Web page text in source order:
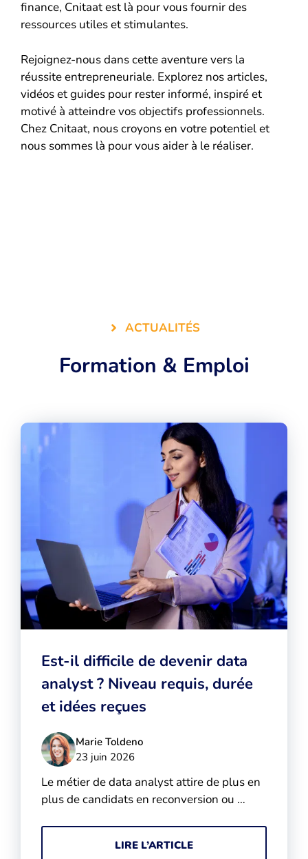
finance, Cnitaat est là pour vous fournir des
ressources utiles et stimulantes.
Rejoignez-nous dans cette aventure vers la
réussite entrepreneuriale. Explorez nos articles,
vidéos et guides pour rester informé, inspiré et
motivé à atteindre vos objectifs professionnels.
Chez Cnitaat, nous croyons en votre potentiel et
nous sommes là pour vous aider à le réaliser.
ACTUALITÉS
Formation & Emploi
Est-il difficile de devenir data
analyst ? Niveau requis, durée
et idées reçues
Marie Toldeno
23 juin 2026
Le métier de data analyst attire de plus en
plus de candidats en reconversion ou …
LIRE L’ARTICLE